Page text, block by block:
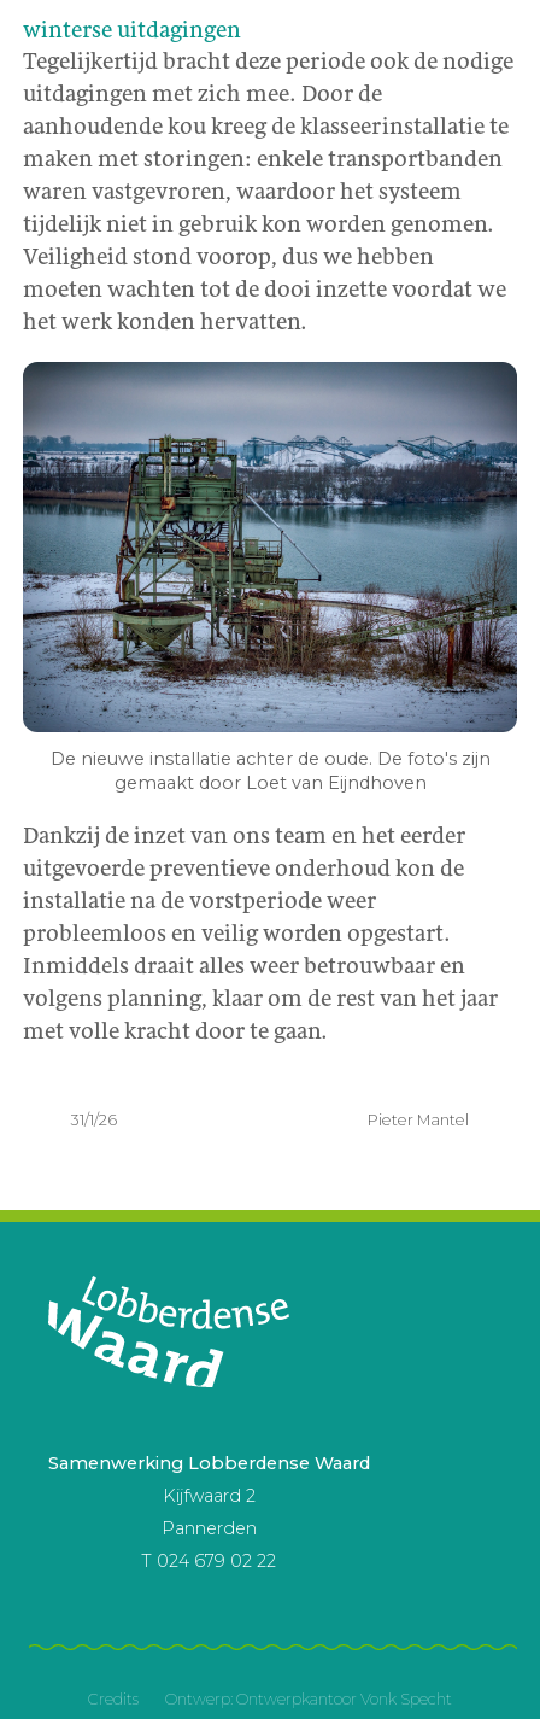
winterse uitdagingen
Tegelijkertijd bracht deze periode ook de nodige
uitdagingen met zich mee. Door de
aanhoudende kou kreeg de klasseerinstallatie te
maken met storingen: enkele transportbanden
waren vastgevroren, waardoor het systeem
tijdelijk niet in gebruik kon worden genomen.
Veiligheid stond voorop, dus we hebben
moeten wachten tot de dooi inzette voordat we
het werk konden hervatten.
De nieuwe installatie achter de oude. De foto's zijn
gemaakt door Loet van Eijndhoven
Dankzij de inzet van ons team en het eerder
uitgevoerde preventieve onderhoud kon de
installatie na de vorstperiode weer
probleemloos en veilig worden opgestart.
Inmiddels draait alles weer betrouwbaar en
volgens planning, klaar om de rest van het jaar
met volle kracht door te gaan.
31/1/26 Pieter Mantel
Samenwerking Lobberdense Waard
Kijfwaard 2
Pannerden
T 024 679 02 22
Credits Ontwerp: Ontwerpkantoor Vonk Specht